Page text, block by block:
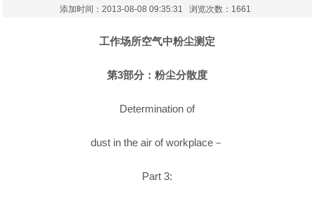
添加时间：2013-08-08 09:35:31 浏览次数：1661
工作场所空气中粉尘测定
第3部分：粉尘分散度
Determination of
dust in the air of workplace－
Part 3: